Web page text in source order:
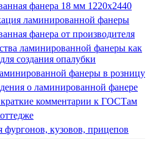
фанера 18 мм 1220x2440
ламинированной фанеры
фанера от производителя
ламинированной фанеры как
создания опалубки
фанеры в розницу
о ламинированной фанере
комментарии к ГОСТам
фургонов, кузовов, прицепов